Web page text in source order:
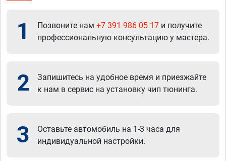
1 Позвоните нам +7 391 986 05 17 и получите
профессиональную консультацию у мастера.
2
Запишитесь на удобное время и приезжайте
к нам в сервис на установку чип тюнинга.
3
Оставьте автомобиль на 1-3 часа для
индивидуальной настройки.